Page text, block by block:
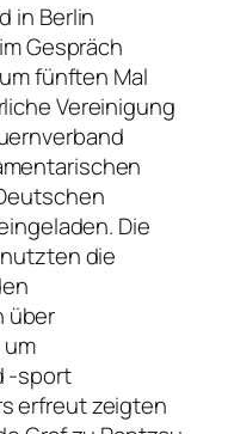
in Berlin
Gespräch
fünften Mal
Vereinigung
Die
die
über
-sport
erfreut zeigten